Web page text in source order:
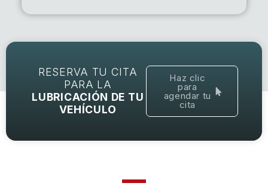
RESERVA TU CITA
PARA LA
LUBRICACIÓN DE TU
VEHÍCULO
Haz clic
para
agendar tu
cita